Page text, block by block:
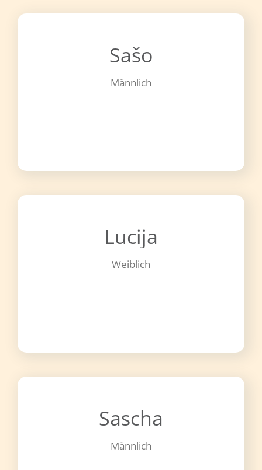
Sašo
Männlich
Lucija
Weiblich
Sascha
Männlich